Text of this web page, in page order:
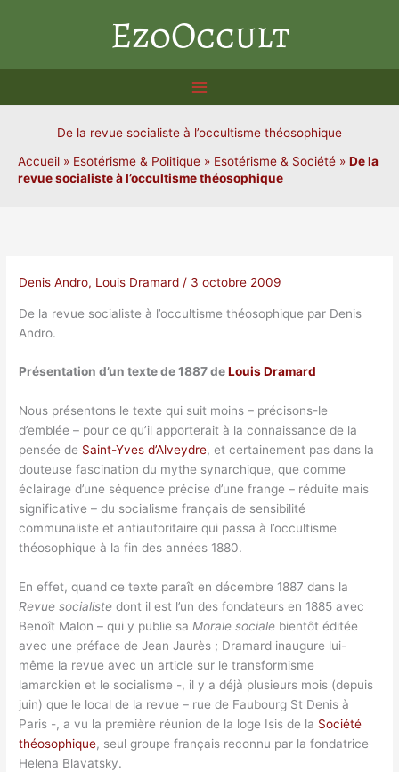
EzoOccult
De la revue socialiste à l’occultisme théosophique
Accueil » Esotérisme & Politique » Esotérisme & Société » De la
revue socialiste à l’occultisme théosophique
Denis Andro, Louis Dramard / 3 octobre 2009
De la revue socialiste à l’occultisme théosophique par Denis
Andro.
Présentation d’un texte de 1887 deLouis Dramard
Nous présentons le texte qui suit moins – précisons-le
d’emblée – pour ce qu’il apporterait à la connaissance de la
pensée de Saint-Yves d’Alveydre, et certainement pas dans la
douteuse fascination du mythe synarchique, que comme
éclairage d’une séquence précise d’une frange – réduite mais
significative – du socialisme français de sensibilité
communaliste et antiautoritaire qui passa à l’occultisme
théosophique à la fin des années 1880.
En effet, quand ce texte paraît en décembre 1887 dans la
Revue socialiste dont il est l’un des fondateurs en 1885 avec
Benoît Malon – qui y publie sa Morale sociale bientôt éditée
avec une préface de Jean Jaurès ; Dramard inaugure lui-
même la revue avec un article sur le transformisme
lamarckien et le socialisme -, il y a déjà plusieurs mois (depuis
juin) que le local de la revue – rue de Faubourg St Denis à
Paris -, a vu la première réunion de la loge Isis de la Société
théosophique, seul groupe français reconnu par la fondatrice
Helena Blavatsky.